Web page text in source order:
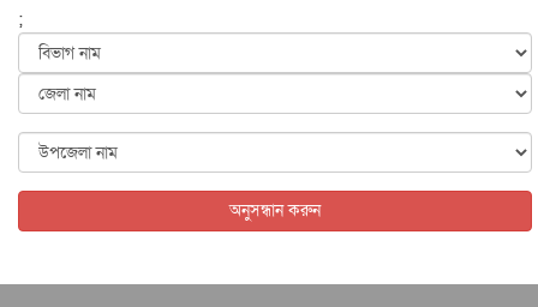
জুলাইয়ের কৃতিত্ব নেওয়ার জন্য সবাই প্রতিযোগিতায় নেমেছে :
৬ আগস্ট, ২০২৬
৬ আগস্ট, ২০২৬
;
অনুসন্ধান করুন